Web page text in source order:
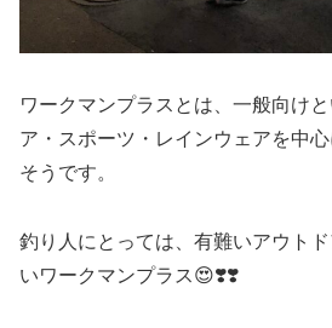
ワークマンプラスとは、一般向け
ア・スポーツ・レインウェアを中
そうです。
釣り人にとっては、有難いアウト
いワークマンプラス😍❣️❣️